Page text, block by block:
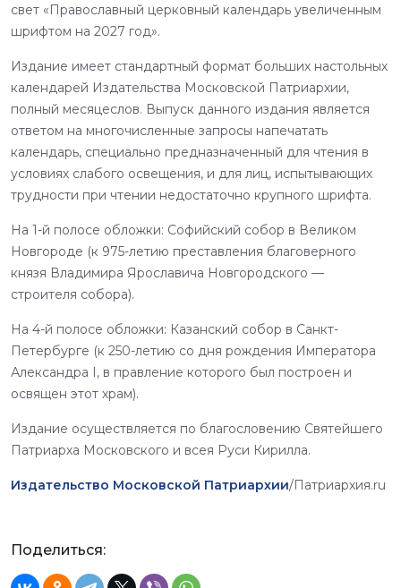
свет «Православный церковный календарь увеличенным
шрифтом на 2027 год».
Издание имеет стандартный формат больших настольных
календарей Издательства Московской Патриархии,
полный месяцеслов. Выпуск данного издания является
ответом на многочисленные запросы напечатать
календарь, специально предназначенный для чтения в
условиях слабого освещения, и для лиц, испытывающих
трудности при чтении недостаточно крупного шрифта.
На 1-й полосе обложки: Софийский собор в Великом
Новгороде (к 975-летию преставления благоверного
князя Владимира Ярославича Новгородского —
строителя собора).
На 4-й полосе обложки: Казанский собор в Санкт-
Петербурге (к 250-летию со дня рождения Императора
Александра I, в правление которого был построен и
освящен этот храм).
Издание осуществляется по благословению Святейшего
Патриарха Московского и всея Руси Кирилла.
Издательство Московской Патриархии/Патриархия.ru
Поделиться: